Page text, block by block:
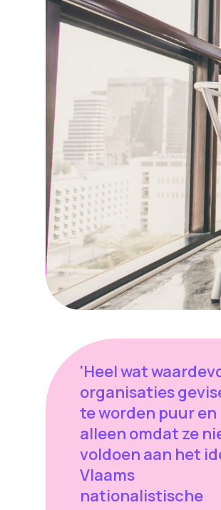
'Heel wat
organisaties
te worden puur en
alleen omdat ze
voldoen aan het
Vlaams
nationalistische